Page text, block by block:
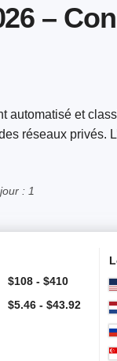
–
automatisé et
réseaux privés.
: 1
$108 - $410
$5.46 - $43.92